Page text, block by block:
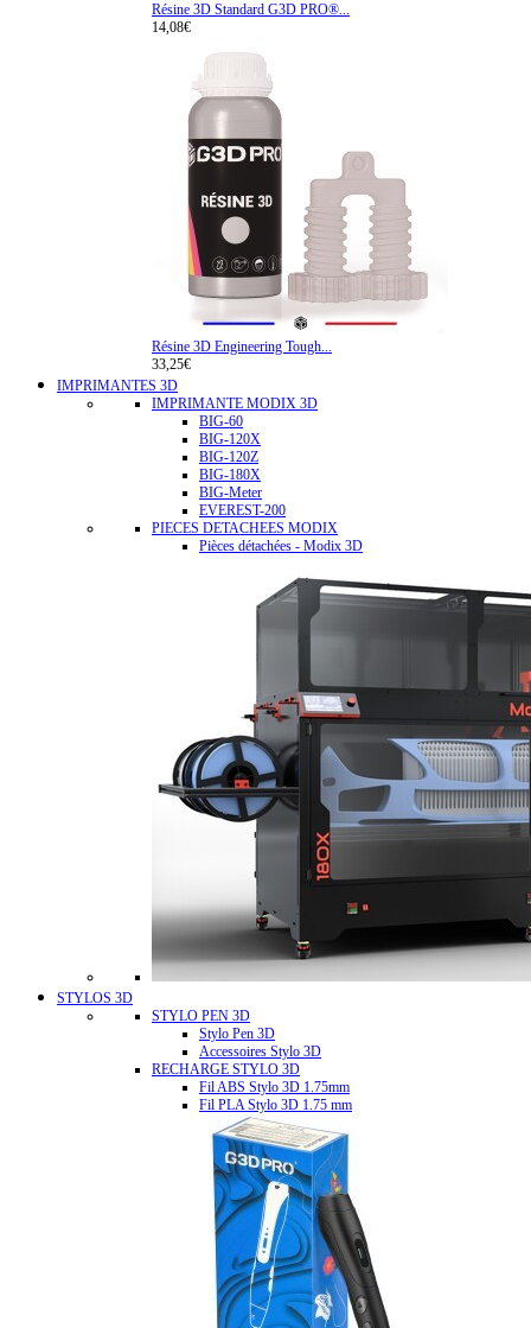
Résine 3D Standard G3D PRO®...
14,08€
Résine 3D Engineering Tough...
33,25€
IMPRIMANTES 3D
IMPRIMANTE MODIX 3D
BIG-60
BIG-120X
BIG-120Z
BIG-180X
BIG-Meter
EVEREST-200
PIECES DETACHEES MODIX
Pièces détachées - Modix 3D
STYLOS 3D
STYLO PEN 3D
Stylo Pen 3D
Accessoires Stylo 3D
RECHARGE STYLO 3D
Fil ABS Stylo 3D 1.75mm
Fil PLA Stylo 3D 1.75 mm